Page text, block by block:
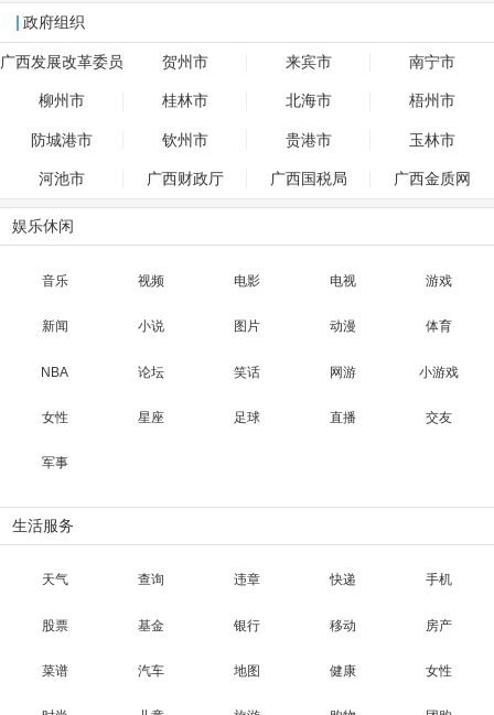
政府组织
广西发展改革委员
会
贺州市 来宾市 南宁市
柳州市 桂林市 北海市 梧州市
防城港市 钦州市 贵港市 玉林市
河池市 广西财政厅 广西国税局 广西金质网
娱乐休闲
音乐 视频 电影 电视 游戏
新闻 小说 图片 动漫 体育
NBA 论坛 笑话 网游 小游戏
女性 星座 足球 直播 交友
军事
生活服务
天气 查询 违章 快递 手机
股票 基金 银行 移动 房产
菜谱 汽车 地图 健康 女性